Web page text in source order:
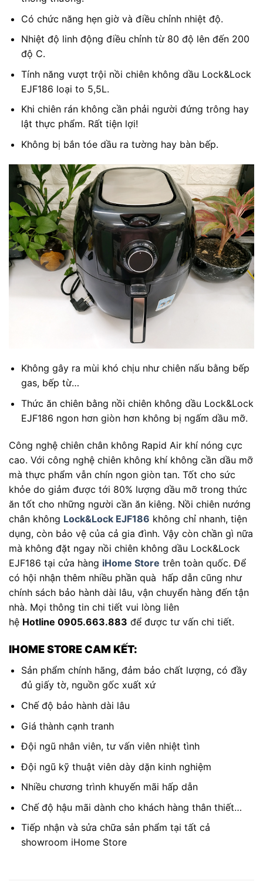
Có chức năng hẹn giờ và điều chỉnh nhiệt độ.
Nhiệt độ linh động điều chỉnh từ 80 độ lên đến 200
độ C.
Tính năng vượt trội nồi chiên không dầu Lock&Lock
EJF186 loại to 5,5L.
Khi chiên rán không cần phải người đứng trông hay
lật thực phẩm. Rất tiện lợi!
Không bị bắn tóe dầu ra tường hay bàn bếp.
Không gây ra mùi khó chịu như chiên nấu bằng bếp
gas, bếp từ…
Thức ăn chiên bằng nồi chiên không dầu Lock&Lock
EJF186 ngon hơn giòn hơn không bị ngấm dầu mỡ.
Công nghệ chiên chân không Rapid Air khí nóng cực
cao. Với công nghệ chiên không khí không cần dầu mỡ
mà thực phẩm vẫn chín ngon giòn tan. Tốt cho sức
khỏe do giảm được tới 80% lượng dầu mỡ trong thức
ăn tốt cho những người cần ăn kiêng. Nồi chiên nướng
chân không Lock&Lock EJF186 không chỉ nhanh, tiện
dụng, còn bảo vệ của cả gia đình. Vậy còn chần gì nữa
mà không đặt ngay nồi chiên không dầu Lock&Lock
EJF186 tại cửa hàng iHome Store trên toàn quốc. Để
có hội nhận thêm nhiều phần quà hấp dẫn cũng như
chính sách bảo hành dài lâu, vận chuyển hàng đến tận
nhà. Mọi thông tin chi tiết vui lòng liên
hệ Hotline 0905.663.883 để được tư vấn chi tiết.
IHOME STORE CAM KẾT:
Sản phẩm chính hãng, đảm bảo chất lượng, có đầy
đủ giấy tờ, nguồn gốc xuất xứ
Chế độ bảo hành dài lâu
Giá thành cạnh tranh
Đội ngũ nhân viên, tư vấn viên nhiệt tình
Đội ngũ kỹ thuật viên dày dặn kinh nghiệm
Nhiều chương trình khuyến mãi hấp dẫn
Chế độ hậu mãi dành cho khách hàng thân thiết…
Tiếp nhận và sửa chữa sản phẩm tại tất cả
showroom iHome Store